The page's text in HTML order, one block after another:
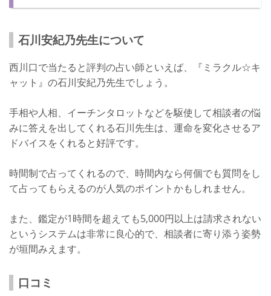
石川安紀乃先生について
西川口で当たると評判の占い師といえば、『ミラクル☆キ
ャット』の石川安紀乃先生でしょう。
手相や人相、イーチンタロットなどを駆使して相談者の悩
みに答えを出してくれる石川先生は、運命を変化させるア
ドバイスをくれると好評です。
時間制で占ってくれるので、時間内なら何個でも質問をし
て占ってもらえるのが人気のポイントかもしれません。
また、鑑定が1時間を超えても5,000円以上は請求されない
というシステムは非常に良心的で、相談者に寄り添う姿勢
が垣間みえます。
口コミ